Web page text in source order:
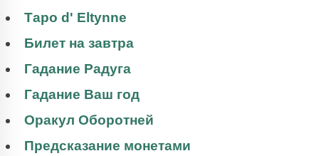
Таро d' Eltynne
Билет на завтра
Гадание Радуга
Гадание Ваш год
Оракул Оборотней
Предсказание монетами